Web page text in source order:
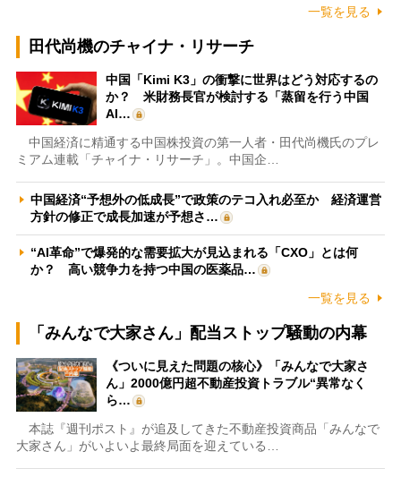
一覧を見る
田代尚機のチャイナ・リサーチ
中国「Kimi K3」の衝撃に世界はどう対応するの
か？ 米財務長官が検討する「蒸留を行う中国
AI…
中国経済に精通する中国株投資の第一人者・田代尚機氏のプレ
ミアム連載「チャイナ・リサーチ」。中国企…
中国経済“予想外の低成長”で政策のテコ入れ必至か 経済運営
方針の修正で成長加速が予想さ…
“AI革命”で爆発的な需要拡大が見込まれる「CXO」とは何
か？ 高い競争力を持つ中国の医薬品…
一覧を見る
「みんなで大家さん」配当ストップ騒動の内幕
《ついに見えた問題の核心》「みんなで大家さ
ん」2000億円超不動産投資トラブル“異常なく
ら…
本誌『週刊ポスト』が追及してきた不動産投資商品「みんなで
大家さん」がいよいよ最終局面を迎えている…